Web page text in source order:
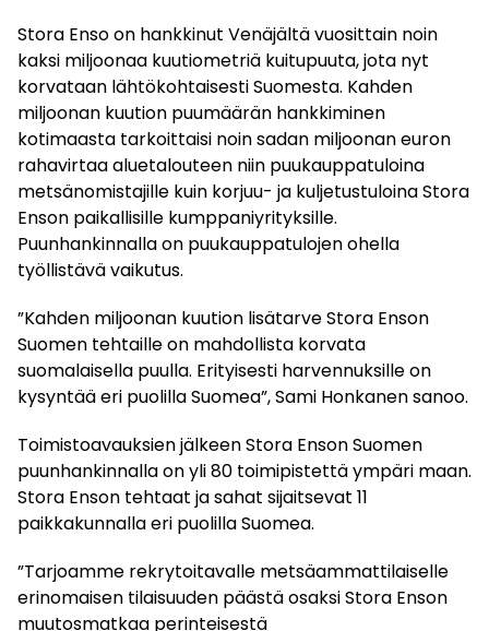
Stora Enso on hankkinut Venäjältä vuosittain noin
kaksi miljoonaa kuutiometriä kuitupuuta, jota nyt
korvataan lähtökohtaisesti Suomesta. Kahden
miljoonan kuution puumäärän hankkiminen
kotimaasta tarkoittaisi noin sadan miljoonan euron
rahavirtaa aluetalouteen niin puukauppatuloina
metsänomistajille kuin korjuu- ja kuljetustuloina Stora
Enson paikallisille kumppaniyrityksille.
Puunhankinnalla on puukauppatulojen ohella
työllistävä vaikutus.
”Kahden miljoonan kuution lisätarve Stora Enson
Suomen tehtaille on mahdollista korvata
suomalaisella puulla. Erityisesti harvennuksille on
kysyntää eri puolilla Suomea”, Sami Honkanen sanoo.
Toimistoavauksien jälkeen Stora Enson Suomen
puunhankinnalla on yli 80 toimipistettä ympäri maan.
Stora Enson tehtaat ja sahat sijaitsevat 11
paikkakunnalla eri puolilla Suomea.
”Tarjoamme rekrytoitavalle metsäammattilaiselle
erinomaisen tilaisuuden päästä osaksi Stora Enson
muutosmatkaa perinteisestä